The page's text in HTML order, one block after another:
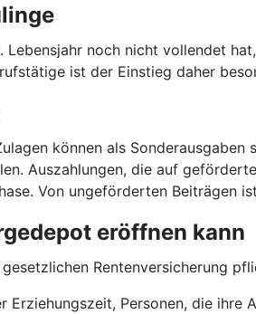
Lebensjahr noch nicht vollendet
ist der Einstieg daher
können als
Auszahlungen, die auf
Von ungeförderten Beiträgen
eröffnen kann
Rentenversicherung
Erziehungszeit, Personen, die